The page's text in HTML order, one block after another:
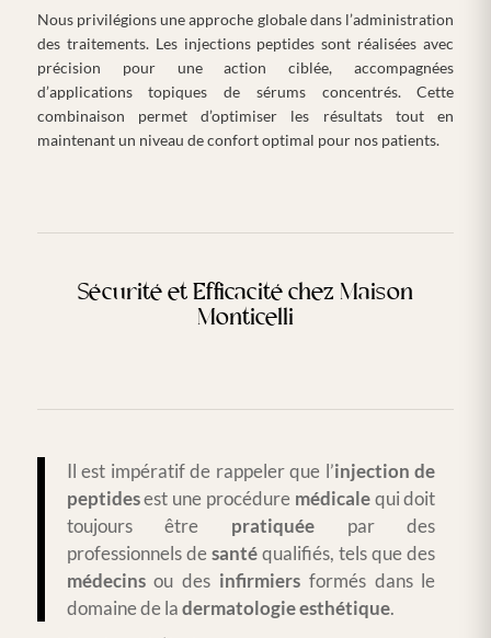
Nous privilégions une approche globale dans l’administration
des traitements. Les injections peptides sont réalisées avec
précision pour une action ciblée, accompagnées
d’applications topiques de sérums concentrés. Cette
combinaison permet d’optimiser les résultats tout en
maintenant un niveau de confort optimal pour nos patients.
Sécurité et Efficacité chez Maison
Monticelli
Il est impératif de rappeler que l’injection de
peptidesest une procédure médicalequi doit
toujours être pratiquée par des
professionnels desantéqualifiés, tels que des
médecinsou des infirmiers formés dans le
domaine de ladermatologieesthétique.